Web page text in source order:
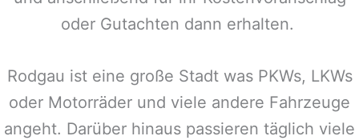
oder Gutachten dann erhalten.
Rodgau ist eine große Stadt was PKWs, LKWs
oder Motorräder und viele andere Fahrzeuge
angeht. Darüber hinaus passieren täglich viele